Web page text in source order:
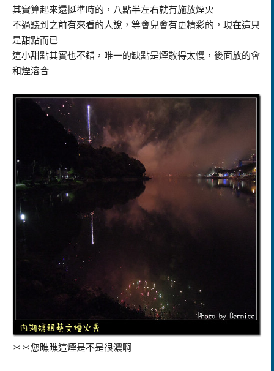
其實算起來還挺準時的，八點半左右就有施放煙火
不過聽到之前有來看的人說，等會兒會有更精彩的，現在這只
是甜點而已
這小甜點其實也不錯，唯一的缺點是煙散得太慢，後面放的會
和煙溶合
＊＊您瞧瞧這煙是不是很濃啊